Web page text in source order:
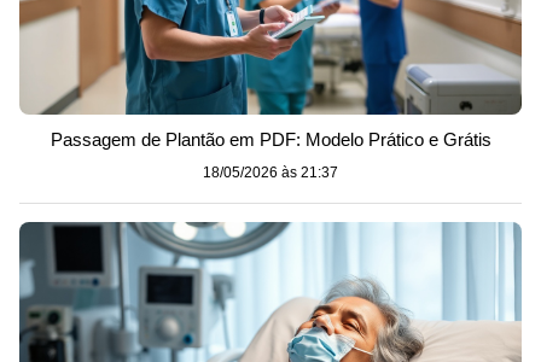
Passagem de Plantão em PDF: Modelo Prático e Grátis
18/05/2026 às 21:37